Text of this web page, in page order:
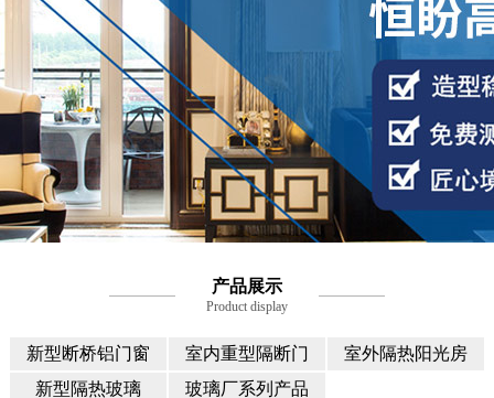
产品展示
Product display
新型断桥铝门窗 室内重型隔断门
室外隔热阳光房
新型隔热玻璃
玻璃厂系列产品